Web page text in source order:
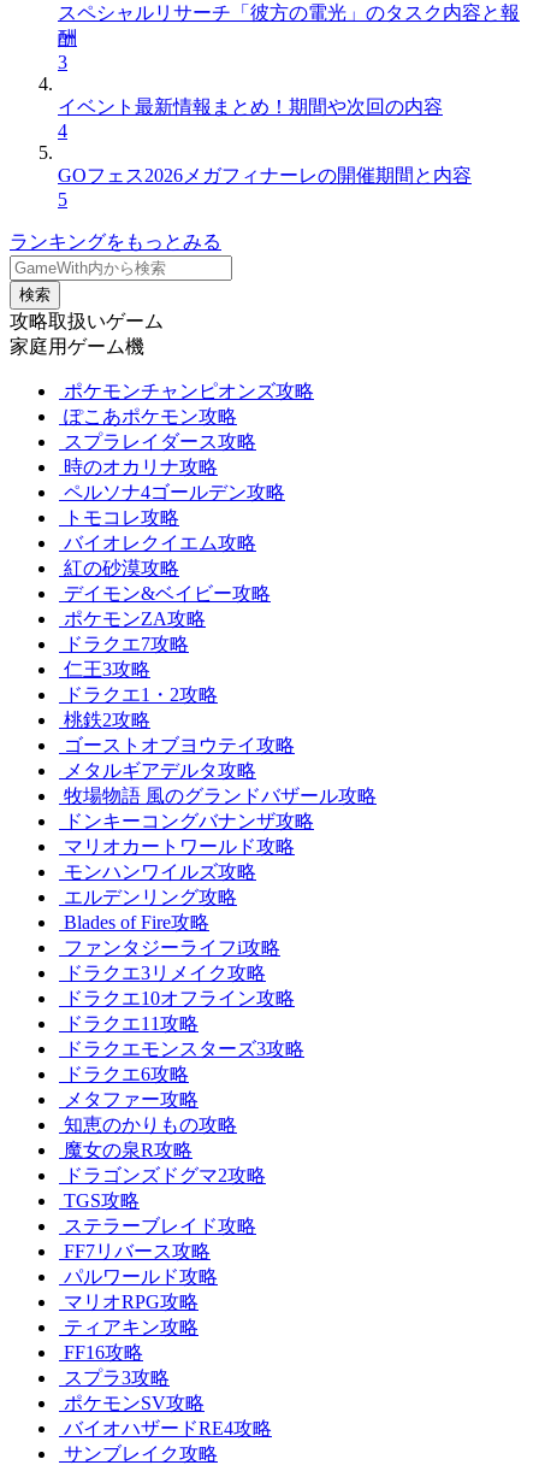
スペシャルリサーチ「彼方の電光」のタスク内容と報
酬
3
イベント最新情報まとめ！期間や次回の内容
4
GOフェス2026メガフィナーレの開催期間と内容
5
ランキングをもっとみる
検索
攻略取扱いゲーム
家庭用ゲーム機
ポケモンチャンピオンズ攻略
ぽこあポケモン攻略
スプラレイダース攻略
時のオカリナ攻略
ペルソナ4ゴールデン攻略
トモコレ攻略
バイオレクイエム攻略
紅の砂漠攻略
デイモン&ベイビー攻略
ポケモンZA攻略
ドラクエ7攻略
仁王3攻略
ドラクエ1・2攻略
桃鉄2攻略
ゴーストオブヨウテイ攻略
メタルギアデルタ攻略
牧場物語 風のグランドバザール攻略
ドンキーコングバナンザ攻略
マリオカートワールド攻略
モンハンワイルズ攻略
エルデンリング攻略
Blades of Fire攻略
ファンタジーライフi攻略
ドラクエ3リメイク攻略
ドラクエ10オフライン攻略
ドラクエ11攻略
ドラクエモンスターズ3攻略
ドラクエ6攻略
メタファー攻略
知恵のかりもの攻略
魔女の泉R攻略
ドラゴンズドグマ2攻略
TGS攻略
ステラーブレイド攻略
FF7リバース攻略
パルワールド攻略
マリオRPG攻略
ティアキン攻略
FF16攻略
スプラ3攻略
ポケモンSV攻略
バイオハザードRE4攻略
サンブレイク攻略